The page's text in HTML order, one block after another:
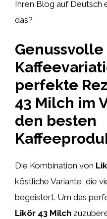
Ihren Blog auf Deutsch
das?
Genussvolle
perfekte
43 Milch im
den besten
Die Kombination von
köstliche Variante, die
begeistert. Um das
Likör 43 Milch